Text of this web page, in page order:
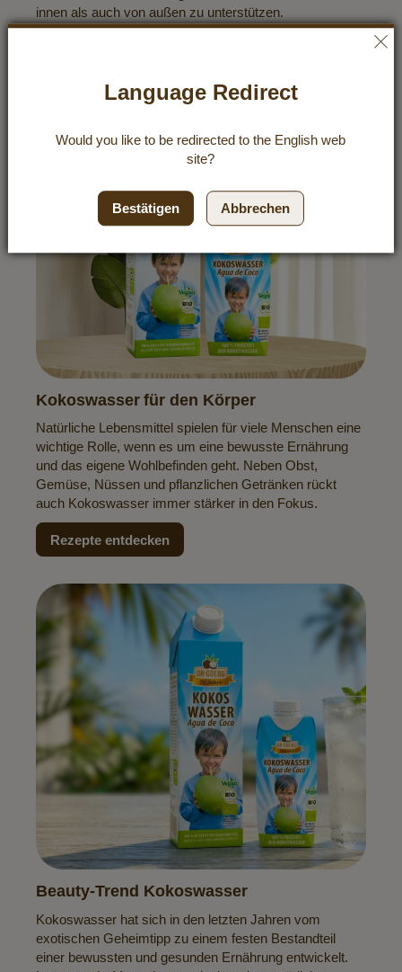
innen als auch von außen zu unterstützen.
Kokoswasser für den Körper
Natürliche Lebensmittel spielen für viele Menschen eine
wichtige Rolle, wenn es um eine bewusste Ernährung
und das eigene Wohlbefinden geht. Neben Obst,
Gemüse, Nüssen und pflanzlichen Getränken rückt
auch Kokoswasser immer stärker in den Fokus.
Rezepte entdecken
Beauty-Trend Kokoswasser
Kokoswasser hat sich in den letzten Jahren vom
exotischen Geheimtipp zu einem festen Bestandteil
einer bewussten und gesunden Ernährung entwickelt.
Language Redirect
Would you like to be redirected to the English web
site?
Bestätigen Abbrechen